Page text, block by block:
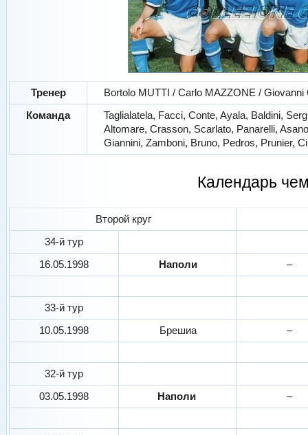
Тренер
Bortolo MUTTI / Carlo MAZZONE /
Команда
Taglialatela, Facci, Conte, Ayala, Baldini,
Altomare, Crasson, Scarlato, Panarelli,
Giannini, Zamboni, Bruno, Pedros, Prunier,
Календарь
Второй круг
34-й тур
16.05.1998
Наполи –
33-й тур
10.05.1998
Брешиа –
32-й тур
03.05.1998
Наполи –